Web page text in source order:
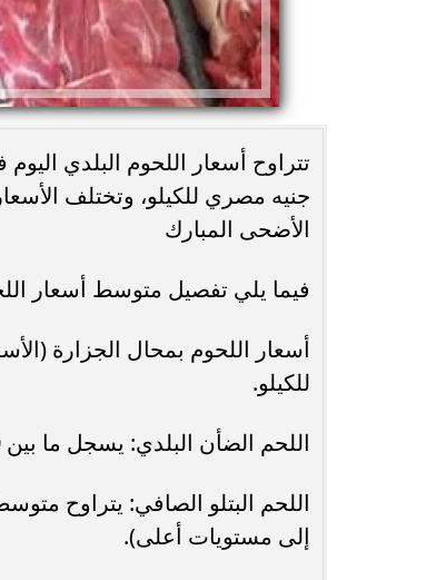
جنيه مصري للكيلو، وتختلف
الأضحى المبارك
فيما يلي تفصيل متوسط أسعار
للكيلو.
اللحم الضأن البلدي: يسجل ما بين 470 و 490 جنيهًا للكيلو.
إلى مستويات أعلى).
محافظ أسيوط : حملات مكثفة لرفع
الإشغالات بحي شرق لإعادة الانضباط